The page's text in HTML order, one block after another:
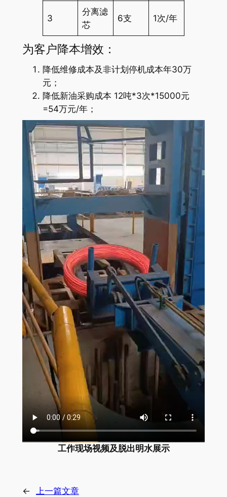
3
分离滤
芯
6支 1次/年
为客户降本增效：
降低维修成本及非计划停机成本年30万
元；
降低新油采购成本 12吨*3次*15000元
=54万元/年；
工作现场视频及脱出明水展示
← 上一篇文章